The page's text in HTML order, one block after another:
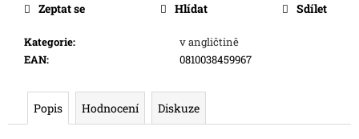
Kategorie:
v angličtině
EAN: 0810038459967
Zeptat se Hlídat Sdílet
Popis Hodnocení Diskuze
u
u
e